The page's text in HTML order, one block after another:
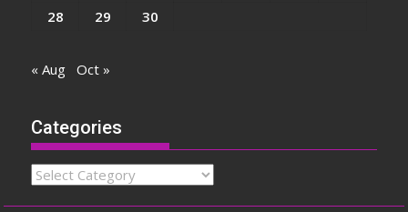
28
29 30
« Aug Oct »
Categories
Categories